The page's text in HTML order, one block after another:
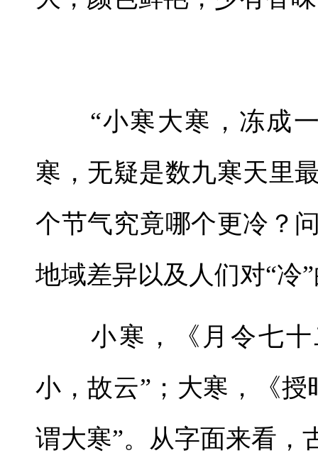
“小寒大寒，冻成一
寒，无疑是数九寒天里
个节气究竟哪个更冷？
地域差异以及人们对“冷
小寒，《月令七十
小，故云”；大寒，《
谓大寒”。从字面来看，